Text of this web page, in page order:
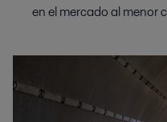
en el mercado al menor